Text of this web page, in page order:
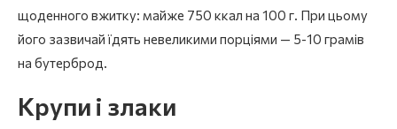
щоденного вжитку: майже 750 ккал на 100 г. При цьому
його зазвичай їдять невеликими порціями — 5-10 грамів
на бутерброд.
Крупи і злаки